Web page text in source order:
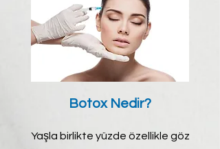
Botox Nedir?
Yaşla birlikte yüzde özellikle göz